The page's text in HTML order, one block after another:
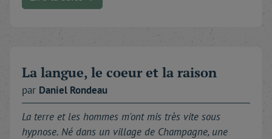
La langue, le coeur et la raison
par Daniel Rondeau
La terre et les hommes m'ont mis très vite sous
hypnose. Né dans un village de Champagne, une